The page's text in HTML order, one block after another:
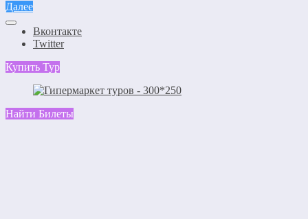
Далее
Вконтакте
Twitter
Купить Тур
Найти Билеты